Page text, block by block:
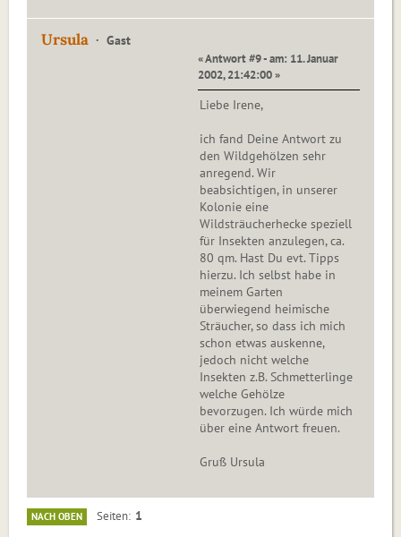
Ursula Gast
« Antwort #9 - am: 11. Januar
2002, 21:42:00 »
Liebe Irene,
ich fand Deine Antwort zu
den Wildgehölzen sehr
anregend. Wir
beabsichtigen, in unserer
Kolonie eine
Wildsträucherhecke speziell
für Insekten anzulegen, ca.
80 qm. Hast Du evt. Tipps
hierzu. Ich selbst habe in
meinem Garten
überwiegend heimische
Sträucher, so dass ich mich
schon etwas auskenne,
jedoch nicht welche
Insekten z.B. Schmetterlinge
welche Gehölze
bevorzugen. Ich würde mich
über eine Antwort freuen.
Gruß Ursula
NACH OBEN Seiten 1